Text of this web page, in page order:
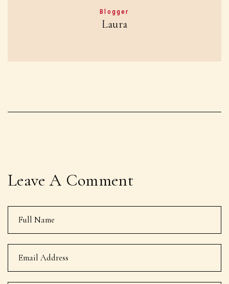
Blogger
Laura
Leave A Comment